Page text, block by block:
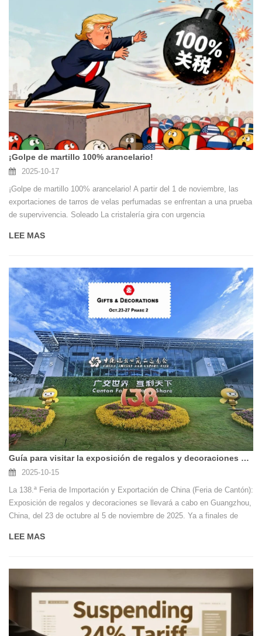
¡Golpe de martillo 100% arancelario!
2025-10-17
¡Golpe de martillo 100% arancelario! A partir del 1 de noviembre, las
exportaciones de tarros de velas perfumadas se enfrentan a una prueba
de supervivencia. Soleado La cristalería gira con urgencia
LEE MAS
Guía para visitar la exposición de regalos y decoraciones de la Feria de Cantón de China
2025-10-15
La 138.ª Feria de Importación y Exportación de China (Feria de Cantón):
Exposición de regalos y decoraciones se llevará a cabo en Guangzhou,
China, del 23 de octubre al 5 de noviembre de 2025. Ya a finales de
al evento. Sunny Glassware, un proveedor chino especializado en
preparado un itinerario integral de tres días diseñado para compradores
Feria de Cantón y que pretenden adquirir tarros de vidrio para velas.
LEE MAS